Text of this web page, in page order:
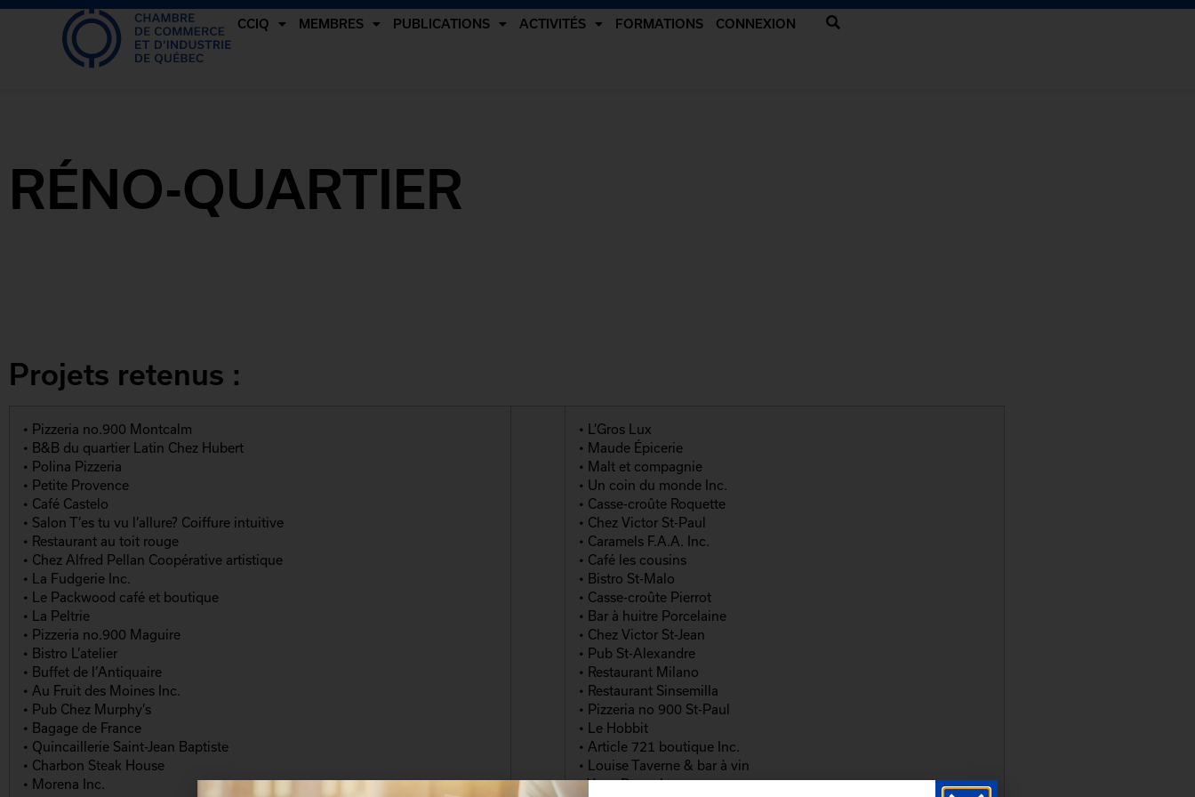
CCIQ MEMBRES PUBLICATIONS ACTIVITÉS FORMATIONS CONNEXION
RÉNO-QUARTIER
Projets retenus :
• Pizzeria no.900 Montcalm
• B&B du quartier Latin Chez Hubert
• Polina Pizzeria
• Petite Provence
• Café Castelo
• Salon T’es tu vu l’allure? Coiffure intuitive
• Restaurant au toit rouge
• Chez Alfred Pellan Coopérative artistique
• La Fudgerie Inc.
• Le Packwood café et boutique
• La Peltrie
• Pizzeria no.900 Maguire
• Bistro L’atelier
• Buffet de l’Antiquaire
• Au Fruit des Moines Inc.
• Pub Chez Murphy’s
• Bagage de France
• Quincaillerie Saint-Jean Baptiste
• Charbon Steak House
• Morena Inc.
• L’Gros Lux
• Maude Épicerie
• Malt et compagnie
• Un coin du monde Inc.
• Casse-croûte Roquette
• Chez Victor St-Paul
• Caramels F.A.A. Inc.
• Café les cousins
• Bistro St-Malo
• Casse-croûte Pierrot
• Bar à huitre Porcelaine
• Chez Victor St-Jean
• Pub St-Alexandre
• Restaurant Milano
• Restaurant Sinsemilla
• Pizzeria no 900 St-Paul
• Le Hobbit
• Article 721 boutique Inc.
• Louise Taverne & bar à vin
• Yoga Prana Inc.